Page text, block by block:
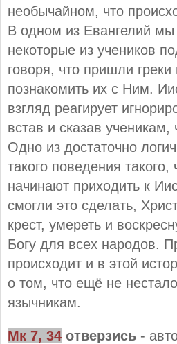
необычайном, что
В одном из Евангелий
некоторые из учеников
говоря, что пришли греки
познакомить их с Ним.
взгляд реагирует
встав и сказав
Одно из достаточно
такого поведения
начинают приходить к
смогли это сделать,
крест, умереть и
Богу для всех народов.
происходит и в этой
о том, что ещё не
язычникам.
Мк 7, 34 отверзись -